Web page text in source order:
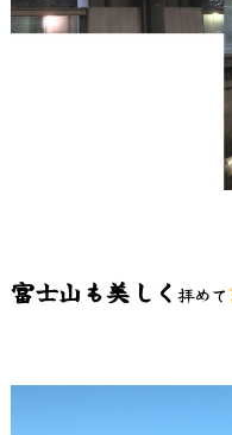
富士山も美しく 拝めて